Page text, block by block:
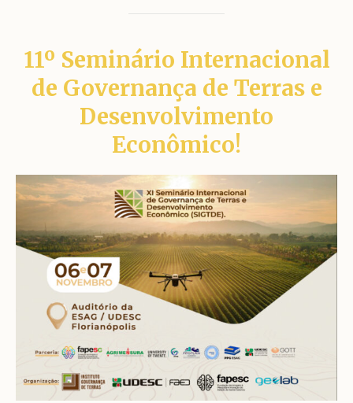
11º Seminário Internacional
de Governança de Terras e
Desenvolvimento
Econômico!